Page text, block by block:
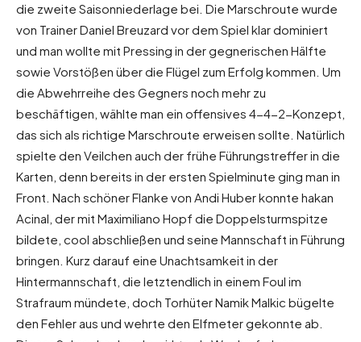
die zweite Saisonniederlage bei. Die Marschroute wurde
von Trainer Daniel Breuzard vor dem Spiel klar dominiert
und man wollte mit Pressing in der gegnerischen Hälfte
sowie Vorstößen über die Flügel zum Erfolg kommen. Um
die Abwehrreihe des Gegners noch mehr zu
beschäftigen, wählte man ein offensives 4-4-2-Konzept,
das sich als richtige Marschroute erweisen sollte. Natürlich
spielte den Veilchen auch der frühe Führungstreffer in die
Karten, denn bereits in der ersten Spielminute ging man in
Front. Nach schöner Flanke von Andi Huber konnte hakan
Acinal, der mit Maximiliano Hopf die Doppelsturmspitze
bildete, cool abschließen und seine Mannschaft in Führung
bringen. Kurz darauf eine Unachtsamkeit in der
Hintermannschaft, die letztendlich in einem Foul im
Strafraum mündete, doch Torhüter Namik Malkic bügelte
den Fehler aus und wehrte den Elfmeter gekonnte ab.